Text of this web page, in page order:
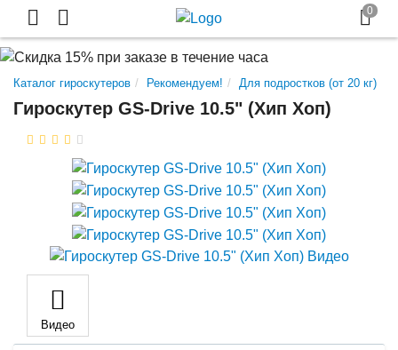
Каталог гироскутеров Рекомендуем! Для подростков (от 20 кг)
Гироскутер GS-Drive 10.5" (Хип Хоп)
Видео